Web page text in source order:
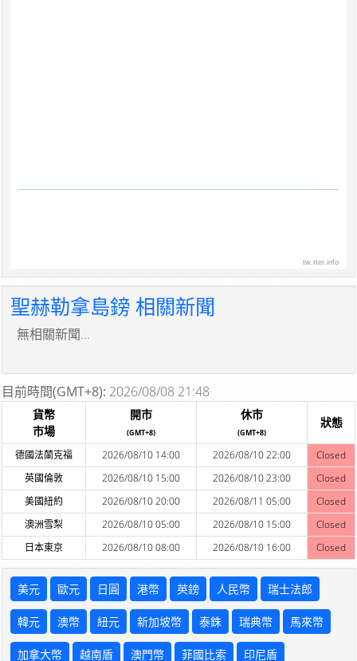
tw.rter.info
聖赫勒拿島鎊 相關新聞
無相關新聞...
目前時間(GMT+8): 2026/08/08 21:48
貨幣
市場
開市
(GMT+8)
休市
(GMT+8)
狀態
德國法蘭克福 2026/08/10 14:00 2026/08/10 22:00
Closed
英國倫敦
2026/08/10 15:00 2026/08/10 23:00
Closed
美國紐約
2026/08/10 20:00 2026/08/11 05:00
Closed
澳洲雪梨
2026/08/10 05:00 2026/08/10 15:00
Closed
日本東京
2026/08/10 08:00 2026/08/10 16:00 Closed
美元 歐元 日圓 港幣 英鎊 人民幣 瑞士法郎
韓元 澳幣 紐元 新加坡幣 泰銖 瑞典幣 馬來幣
加拿大幣 越南盾 澳門幣 菲國比索 印尼盾